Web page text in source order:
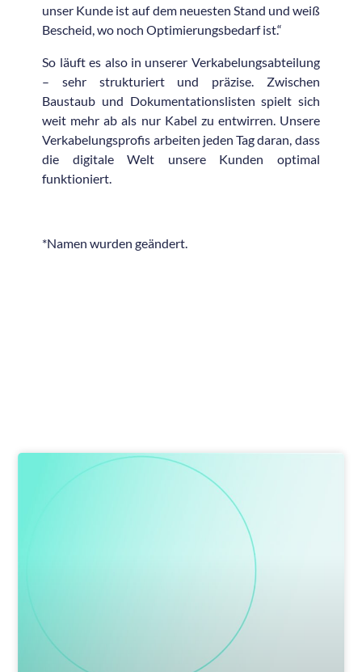
unser Kunde ist auf dem neuesten Stand und weiß
Bescheid, wo noch Optimierungsbedarf ist.“
So läuft es also in unserer Verkabelungsabteilung
– sehr strukturiert und präzise. Zwischen
Baustaub und Dokumentationslisten spielt sich
weit mehr ab als nur Kabel zu entwirren. Unsere
Verkabelungsprofis arbeiten jeden Tag daran, dass
die digitale Welt unsere Kunden optimal
funktioniert.
*Namen wurden geändert.